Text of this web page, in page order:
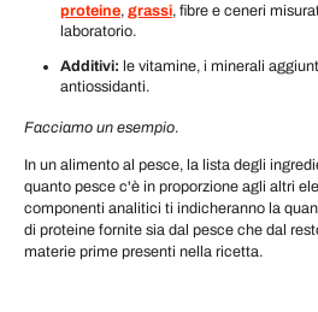
proteine, grassi, fibre e ceneri
laboratorio.
Additivi: le vitamine, i minerali
antiossidanti.
Facciamo un esempio.
In un alimento al pesce, la lista degli
quanto pesce c'è in proporzione agli altri
componenti analitici ti indicheranno la
di proteine fornite sia dal pesce che dal
materie prime presenti nella ricetta.